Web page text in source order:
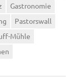
Gastronomie
Pastorswall
Mühle